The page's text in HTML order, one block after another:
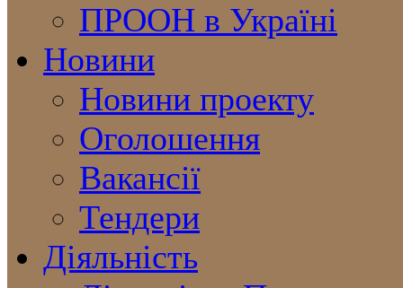
ПРООН в Україні
Новини
Новини проекту
Оголошення
Вакансії
Тендери
Діяльність